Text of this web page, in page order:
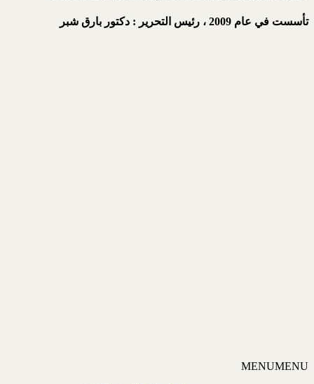
تأسست في عام 2009 ، رئيس التحرير : دكتور بارق شبر
MENUMENU